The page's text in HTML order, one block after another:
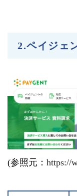
2.ペイジェ
(参照元： https://